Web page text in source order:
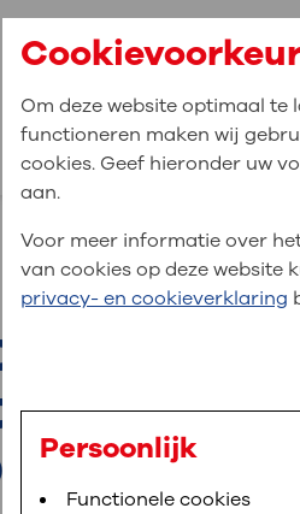
Doneer
u naar
OLVG;
biedt
herstel
Om deze website optimaal te
functioneren maken wij
cookies. Geef hieronder uw
aan.
Voor meer informatie over
van cookies op deze website
privacy- en cookieverklaring
Persoonlijk
Functionele cookies